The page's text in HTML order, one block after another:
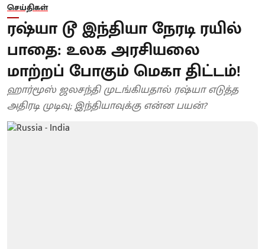
செய்திகள்
ரஷ்யா டூ இந்தியா நேரடி ரயில்
பாதை: உலக அரசியலை
மாற்றப் போகும் மெகா திட்டம்!
ஹார்மூஸ் ஜலசந்தி முடங்கியதால் ரஷ்யா எடுத்த
அதிரடி முடிவு; இந்தியாவுக்கு என்ன பயன்?